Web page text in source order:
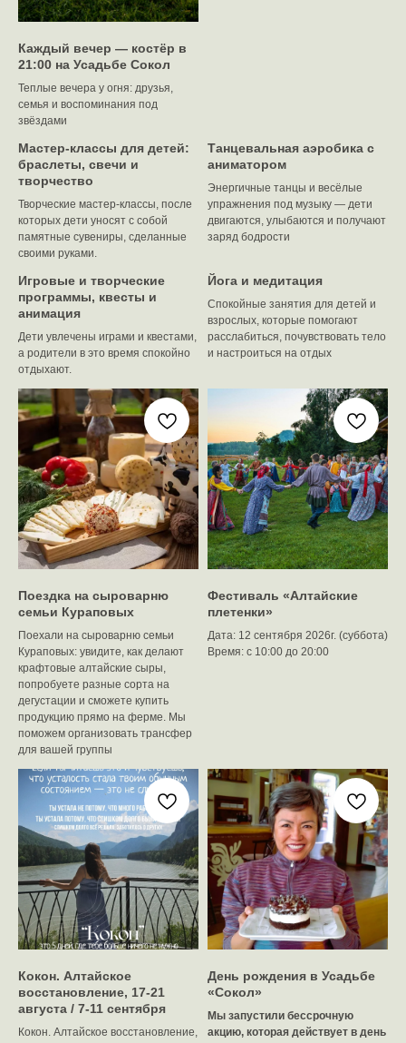
Каждый вечер — костёр в
21:00 на Усадьбе Сокол
Теплые вечера у огня: друзья,
семья и воспоминания под
звёздами
Мастер‑классы для детей:
браслеты, свечи и
творчество
Творческие мастер‑классы, после
которых дети уносят с собой
памятные сувениры, сделанные
своими руками.
Танцевальная аэробика с
аниматором
Энергичные танцы и весёлые
упражнения под музыку — дети
двигаются, улыбаются и получают
заряд бодрости
Игровые и творческие
программы, квесты и
анимация
Дети увлечены играми и квестами,
а родители в это время спокойно
отдыхают.
Йога и медитация
Спокойные занятия для детей и
взрослых, которые помогают
расслабиться, почувствовать тело
и настроиться на отдых
Поездка на сыроварню
семьи Кураповых
Поехали на сыроварню семьи
Кураповых: увидите, как делают
крафтовые алтайские сыры,
попробуете разные сорта на
дегустации и сможете купить
продукцию прямо на ферме. Мы
поможем организовать трансфер
для вашей группы
Фестиваль «Алтайские
плетенки»
Дата: 12 сентября 2026г. (суббота)
Время: с 10:00 до 20:00
Кокон. Алтайское
восстановление, 17-21
августа / 7-11 сентября
Кокон. Алтайское восстановление,
День рождения в Усадьбе
«Сокол»
Мы запустили бессрочную
акцию, которая действует в день